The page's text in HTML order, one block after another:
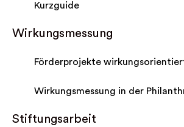
Kurzguide
Wirkungsmessung
Förderprojekte
Wirkungsmessung in der
Stiftungsarbeit